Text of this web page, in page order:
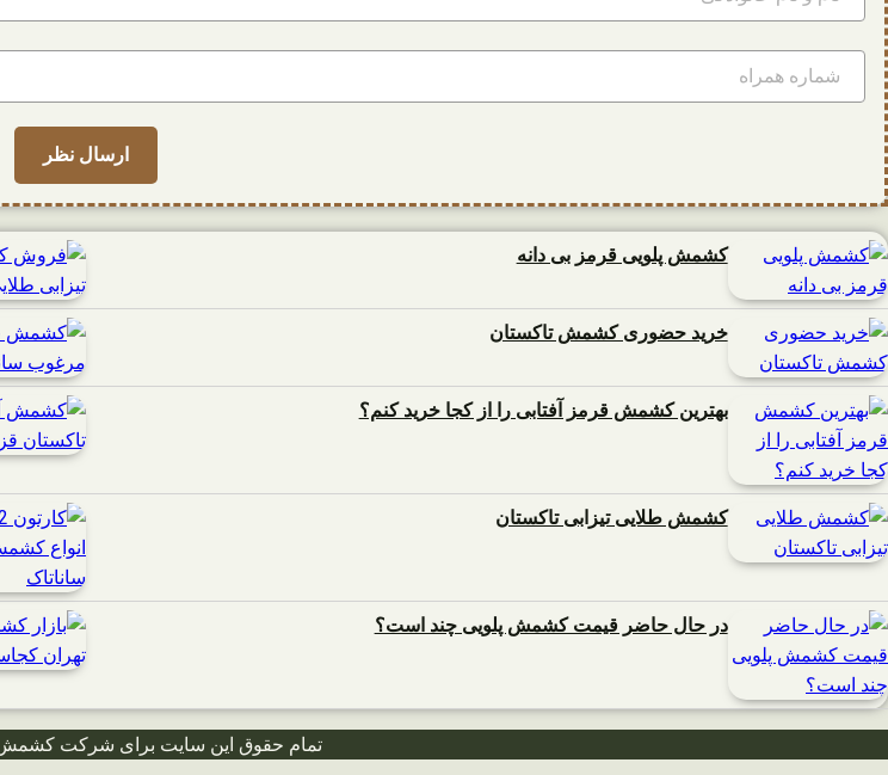
کشمش پلویی قرمز بی دانه
خرید حضوری کشمش تاکستان
بهترین کشمش قرمز آفتابی را از کجا خرید کنم؟
کشمش طلایی تیزابی تاکستان
در حال حاضر قیمت کشمش پلویی چند است؟
تمام حقوق این سایت برای شرکت